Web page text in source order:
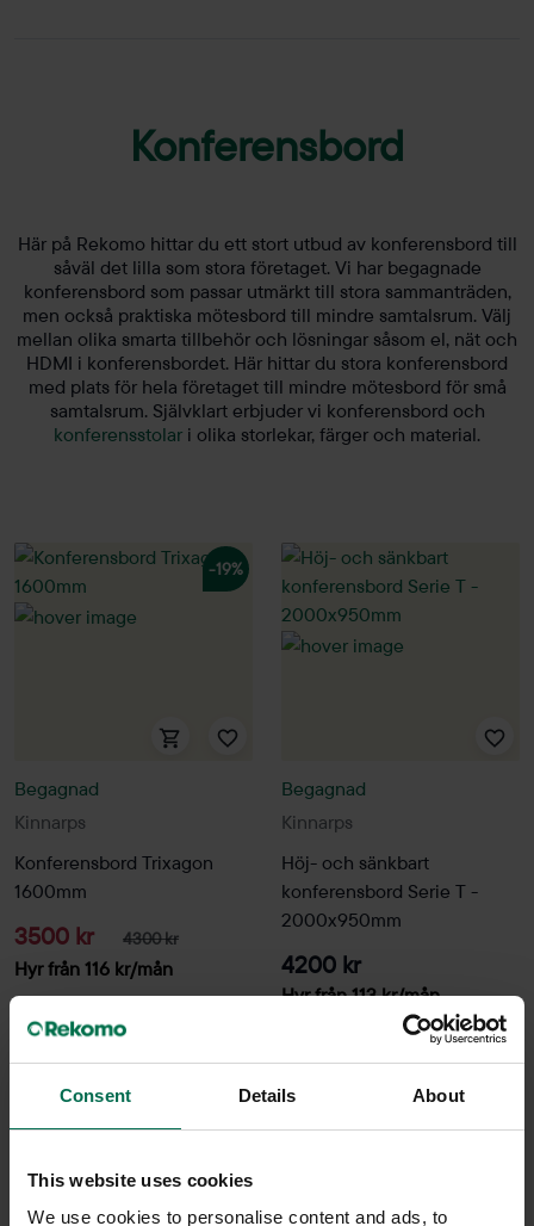
Consent Details About
This website uses cookies
We use cookies to personalise content and ads, to
Konferensbord
Här på Rekomo hittar du ett stort utbud av konferensbord till
såväl det lilla som stora företaget. Vi har begagnade
konferensbord som passar utmärkt till stora sammanträden,
men också praktiska mötesbord till mindre samtalsrum. Välj
mellan olika smarta tillbehör och lösningar såsom el, nät och
HDMI i konferensbordet. Här hittar du stora konferensbord
med plats för hela företaget till mindre mötesbord för små
samtalsrum. Självklart erbjuder vi konferensbord och
konferensstolar i olika storlekar, färger och material.
-19%
Kinnarps
Begagnad
Konferensbord Trixagon
1600mm
3500 kr 4300 kr
Hyr från 116 kr/mån
Kinnarps
Begagnad
Höj- och sänkbart
konferensbord Serie T -
2000x950mm
4200 kr
Hyr från113kr/mån